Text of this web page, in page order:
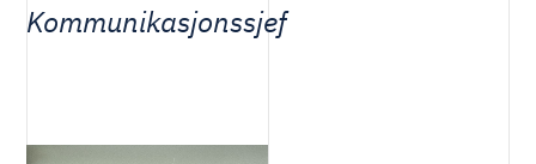
Kommunikasjonssjef